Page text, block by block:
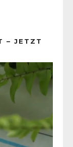
– JETZT